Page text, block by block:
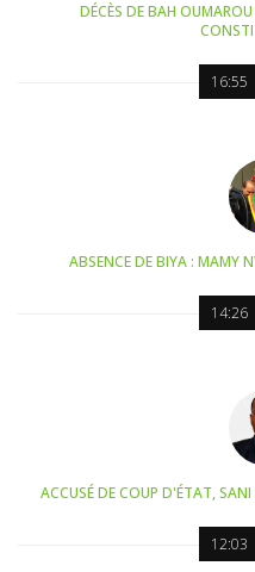
16:55
DÉCÈS DE BAH
14:26
ABSENCE DE BIYA : MAMY
12:03
ACCUSÉ DE COUP D'ÉTAT,